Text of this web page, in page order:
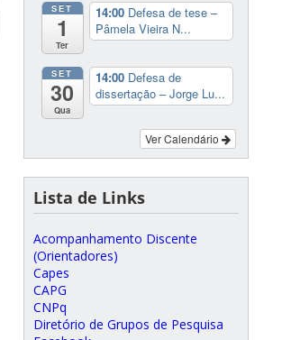
SET
1
Ter
14:00 Defesa de tese –
Pâmela Vieira N...
SET
30
Qua
14:00 Defesa de
dissertação – Jorge Lu...
Ver Calendário
Lista de Links
Acompanhamento Discente
(Orientadores)
Capes
CAPG
CNPq
Diretório de Grupos de Pesquisa